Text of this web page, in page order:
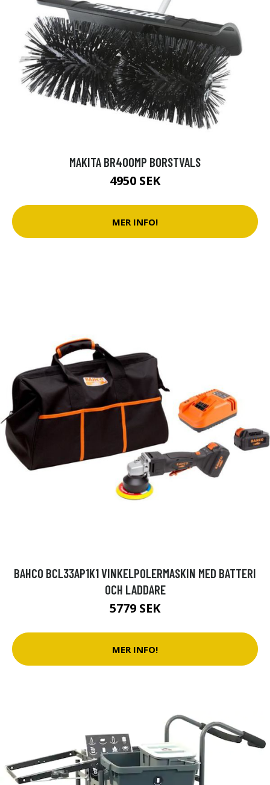
MAKITA BR400MP BORSTVALS
4950 SEK
MER INFO!
BAHCO BCL33AP1K1 VINKELPOLERMASKIN MED BATTERI
OCH LADDARE
5779 SEK
MER INFO!